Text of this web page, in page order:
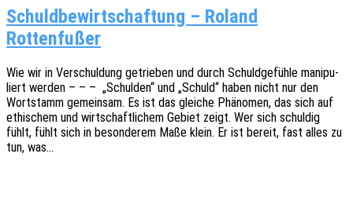
Schuldbewirtschaftung – Roland
Rottenfußer
Wie wir in Verschul­dung getrie­ben und durch Schuld­ge­füh­le mani­pu­
liert werden – – – „Schul­den“ und „Schuld“ haben nicht nur den
Wort­stamm gemein­sam. Es ist das glei­che Phäno­men, das sich auf
ethi­schem und wirt­schaft­li­chem Gebiet zeigt. Wer sich schul­dig
fühlt, fühlt sich in beson­de­rem Maße klein. Er ist bereit, fast alles zu
tun, was…